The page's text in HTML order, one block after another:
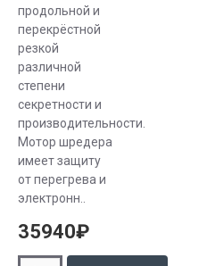
офис в
порядок,
сэкономят
ваше время и
затраты.
Лучшие
модели
уничтожителей
документов
продольной и
перекрёстной
резкой
различной
степени
секретности и
производительности.
Мотор шредера
имеет защиту
от перегрева и
электронн..
35940₽